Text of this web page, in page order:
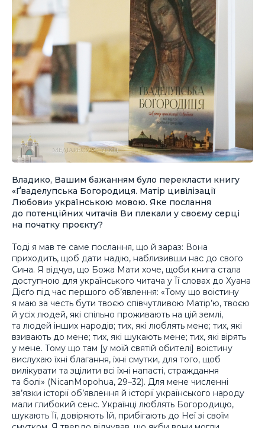
Владико, Вашим бажанням було перекласти книгу
«Ґваделупська Богородиця. Матір цивілізації
Любови» українською мовою. Яке послання
до потенційних читачів Ви плекали у своєму серці
на початку проєкту?
Тоді я мав те саме послання, що й зараз: Вона
приходить, щоб дати надію, наблизивши нас до свого
Сина. Я відчув, що Божа Мати хоче, щоби книга стала
доступною для українського читача у Її словах до Хуана
Дієґо під час першого об’явлення: «Тому що воістину
я маю за честь бути твоєю співчутливою Матір’ю, твоєю
й усіх людей, які спільно проживають на цій землі,
та людей інших народів; тих, які люблять мене; тих, які
взивають до мене; тих, які шукають мене; тих, які вірять
у мене. Тому що там [у моїй святій обителі] воістину
вислухаю їхні благання, їхні смутки, для того, щоб
вилікувати та зцілити всі їхні напасті, страждання
та болі» (NicanMopohua, 29–32). Для мене численні
зв’язки історії об’явлення й історії українського народу
мали глибокий сенс. Українці люблять Богородицю,
шукають Її, довіряють Їй, прибігають до Неї зі своїм